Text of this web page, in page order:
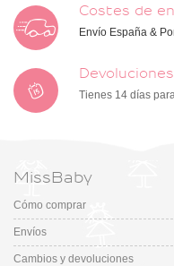
Costes de
Envío España &
Devoluciones
Tienes 14 días
MissBaby
Cómo comprar
Envíos
Cambios y devoluciones